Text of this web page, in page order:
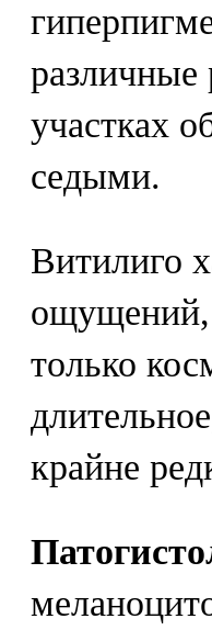
участках
седыми.
Витилиго
ощущений,
только
крайне